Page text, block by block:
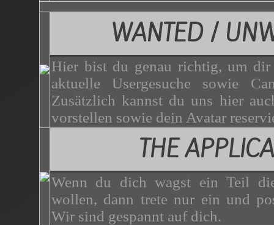
WANTED /
Hier bist du genau richtig, um
aktuelle Usergesuche sowie
Zusätzlich kannst du uns hier
vorstellen sowie dein Avatar
THE
Wenn du dich wagst ein Teil
wollen, dann trete nur ein und
Wir sind gespannt auf dich.